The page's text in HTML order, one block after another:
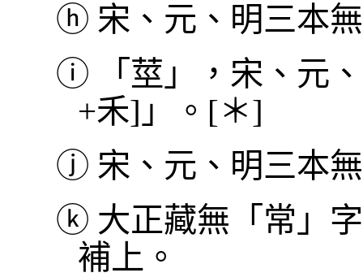
ⓗ 宋、元、明三本
ⓘ
「莖」，宋、元
+禾]」。[＊]
ⓙ 宋、元、明三本
ⓚ 大正藏無「常」
補上。